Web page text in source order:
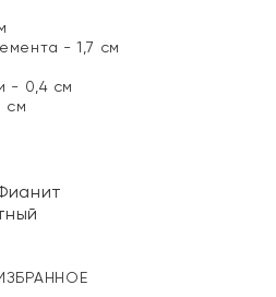
- 1,7 см
- 0,4 см
см